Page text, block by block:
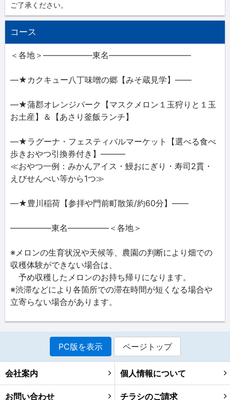
ご了承ください。
コース
＜各地＞――――――東名――――――――――
―★カクキュー八丁味噌の郷【みそ蔵見学】――
―★蒲郡オレンジパーク【マスクメロン１玉狩りと１玉
お土産】＆【あさり釜飯ランチ】
―★ラグーナ・フェスティバルマーケット【選べる食べ
歩きおやつ引換券付き】―――
≪おやつ一例：みかんアイス・鰻おにぎり・寿司2貫・
えびせんべい等から1つ≫
―★豊川稲荷【参拝や門前町散策/約60分】――
―――――東名―――――＜各地＞
※メロンの生育状況や天候等、農園の判断により畑での
収穫体験ができない場合は、
予め収穫したメロンのお持ち帰りになります。
※渋滞などにより各箇所での滞在時間が短くなる場合や
立寄らない場合があります。
PC版を表示 ページトップ
会社案内 個人情報について
お問い合わせ チラシのご請求